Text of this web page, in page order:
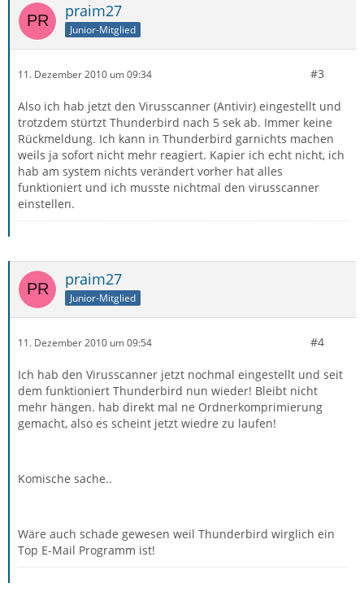
praim27
Junior-Mitglied
11. Dezember 2010 um 09:34 #3
Also ich hab jetzt den Virusscanner (Antivir) eingestellt und
trotzdem stürtzt Thunderbird nach 5 sek ab. Immer keine
Rückmeldung. Ich kann in Thunderbird garnichts machen
weils ja sofort nicht mehr reagiert. Kapier ich echt nicht, ich
hab am system nichts verändert vorher hat alles
funktioniert und ich musste nichtmal den virusscanner
einstellen.
praim27
Junior-Mitglied
11. Dezember 2010 um 09:54 #4
Ich hab den Virusscanner jetzt nochmal eingestellt und seit
dem funktioniert Thunderbird nun wieder! Bleibt nicht
mehr hängen. hab direkt mal ne Ordnerkomprimierung
gemacht, also es scheint jetzt wiedre zu laufen!
Komische sache..
Wäre auch schade gewesen weil Thunderbird wirglich ein
Top E-Mail Programm ist!